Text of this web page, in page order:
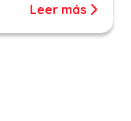
Leer más